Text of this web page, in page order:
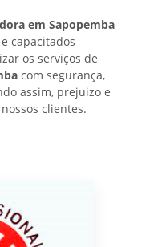
em Sapopemba
capacitados
os serviços de
com segurança,
assim, prejuizo e
clientes.